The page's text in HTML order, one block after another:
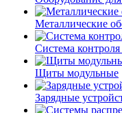
Металлические
Система
Щиты модульные
Зарядные